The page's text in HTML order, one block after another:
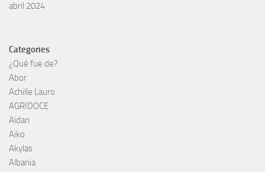
abril 2024
Categories
¿Qué fue de?
Abor
Achille Lauro
AGRIDOCE
Aidan
Aiko
Akylas
Albania